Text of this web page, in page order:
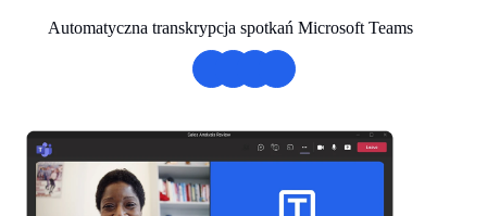
Automatyczna transkrypcja spotkań Microsoft Teams